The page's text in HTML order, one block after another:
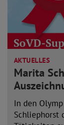
AKTUELLES
Marita
In den
Schliephorst